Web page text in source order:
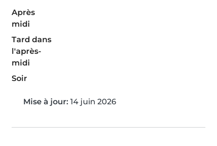
Après
midi
Tard dans
l'après-
midi
Soir
Mise à jour: 14 juin 2026